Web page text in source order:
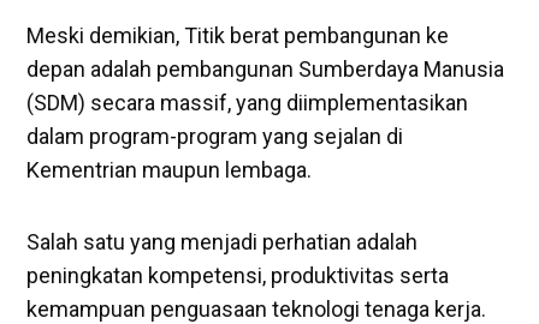
Meski demikian, Titik berat pembangunan ke
depan adalah pembangunan Sumberdaya Manusia
(SDM) secara massif, yang diimplementasikan
dalam program-program yang sejalan di
Kementrian maupun lembaga.
Salah satu yang menjadi perhatian adalah
peningkatan kompetensi, produktivitas serta
kemampuan penguasaan teknologi tenaga kerja.